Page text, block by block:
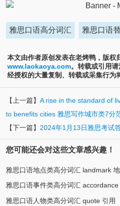
雅思口语高分词汇 雅思口语
本文由作者原创发表在老烤鸭，版权
www.laokaoya.com。转载或引用
经授权的大量复制、转载或采集行为
【上一篇】 A rise in the standard of
to benefits cities 雅思写作城市类7分
【下一篇】 2024年1月13日雅思考试
您可能还会对这些文章感兴趣！
雅思口语地点类高分词汇 landmark
雅思口语事件类高分词汇 accordance
雅思口语人物类高分词汇 quote 引用